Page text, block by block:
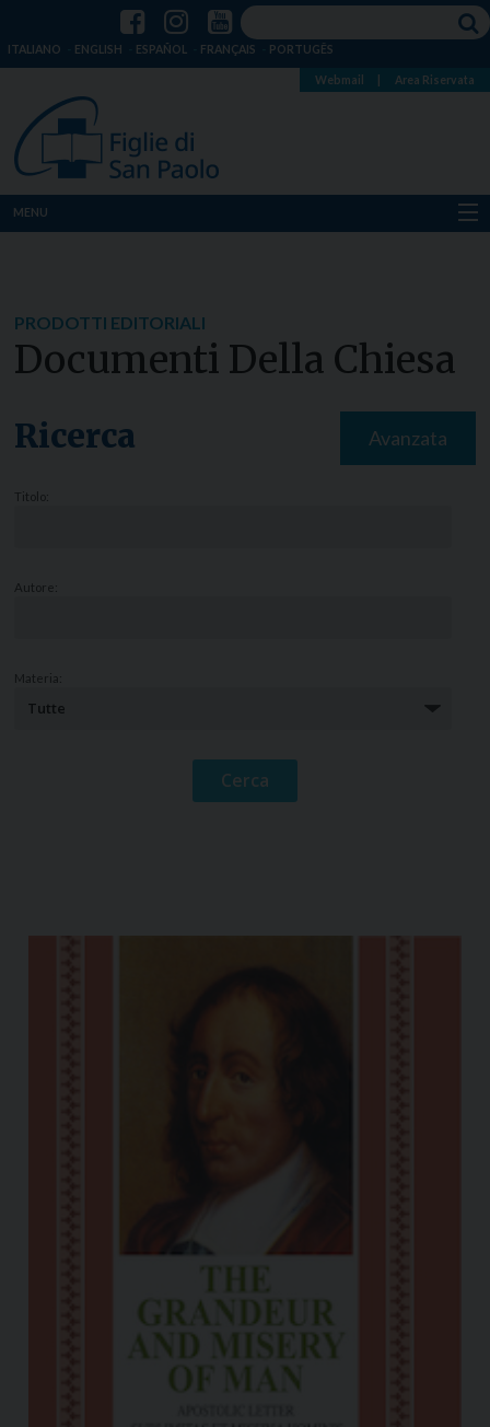
ITALIANO ENGLISH ESPAÑOL FRANÇAIS PORTUGÊS
Webmail Area Riservata
MENU
Notizie
PRODOTTI EDITORIALI
Documenti Della Chiesa
Ricerca Avanzata
Titolo:
Autore:
Materia: